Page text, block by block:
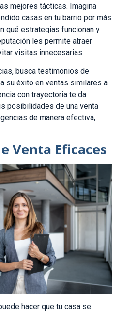
mejores tácticas. Imagina
casas en tu barrio por más
qué estrategias funcionan y
les permite atraer
visitas innecesarias.
busca testimonios de
su éxito en ventas similares a
con trayectoria te da
posibilidades de una venta
de manera efectiva,
Venta Eficaces
hacer que tu casa se